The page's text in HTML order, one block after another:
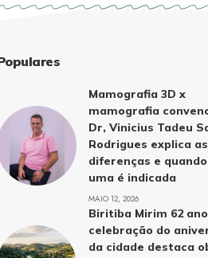
Mamografia 3D x
mamografia
Dr, Vinicius Tadeu
Rodrigues explica as
diferenças e
uma é indicada
MAIO 12, 2026
Biritiba Mirim 62
celebração do
da cidade destaca